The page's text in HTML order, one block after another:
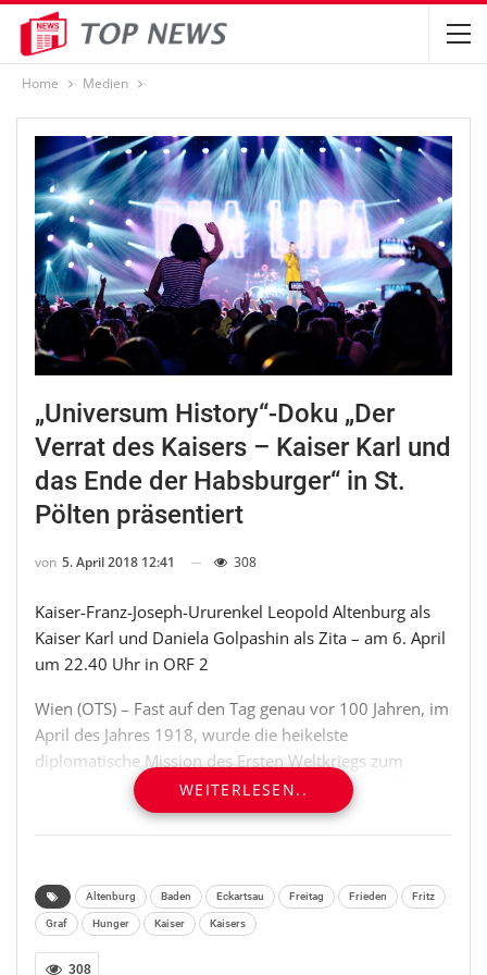
Home Medien
„Universum History“-Doku „Der
Verrat des Kaisers – Kaiser Karl und
das Ende der Habsburger“ in St.
Pölten präsentiert
von 5. April 2018 12:41 308
Kaiser-Franz-Joseph-Ururenkel Leopold Altenburg als
Kaiser Karl und Daniela Golpashin als Zita – am 6. April
um 22.40 Uhr in ORF 2
Wien (OTS) – Fast auf den Tag genau vor 100 Jahren, im
April des Jahres 1918, wurde die heikelste
diplomatische Mission des Ersten Weltkriegs zum
europaweiten Skandal: die sogenannte „Sixtus-Affäre“.
Geheime Verhandlungen des österreichischen
Kaiserhauses mit Frankreich sollten den Frieden für die
Scheitern für eine Eskalation des Krieges und den
Untergang der Habsburger. Die aufwendige
Kaisers“ von Fritz Kalteis kann am Freitag, dem 6. April
WEITERLESEN..
Altenburg Baden Eckartsau Freitag Frieden Fritz
Graf Hunger Kaiser Kaisers
308